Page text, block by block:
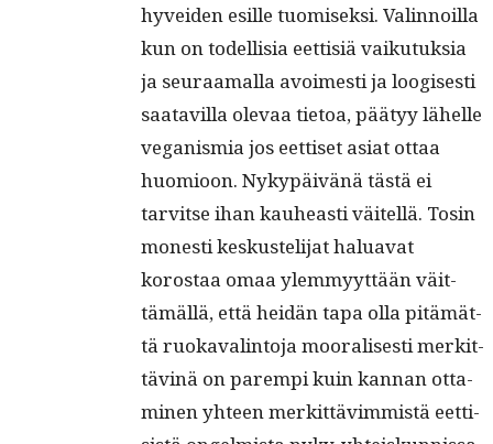
hyvei­den esille tuomisek­si. Valin­noil­la
kun on todel­lisia eet­tisiä vaiku­tuk­sia
ja seu­raa­mal­la avoimesti ja loogis­es­ti
saatavil­la ole­vaa tietoa, pää­tyy lähelle
veg­an­is­mia jos eet­tiset asi­at ottaa
huomioon. Nykypäivänä tästä ei
tarvitse ihan kauheasti väitel­lä. Tosin
mon­esti keskusteli­jat halu­a­vat
korostaa omaa ylem­myyt­tään väit­
tämäl­lä, että hei­dän tapa olla pitämät­
tä ruokaval­in­to­ja mooralis­es­ti merkit­
täv­inä on parem­pi kuin kan­nan otta­
mi­nen yhteen merkit­tävim­mistä eet­ti­